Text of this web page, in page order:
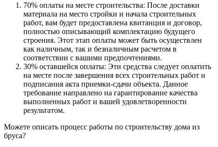
70% оплаты на месте строительства: После доставки
материала на место стройки и начала строительных
работ, вам будет предоставлена квитанция и договор,
полностью описывающий комплектацию будущего
строения. Этот этап оплаты может быть осуществлен
как наличным, так и безналичным расчетом в
соответствии с вашими предпочтениями.
30% оставшейся оплаты: Эти средства следует оплатить
на месте после завершения всех строительных работ и
подписания акта приемки-сдачи объекта. Данное
требование направлено на гарантирование качества
выполненных работ и вашей удовлетворенности
результатом.
Можете описать процесс работы по строительству дома из
бруса?